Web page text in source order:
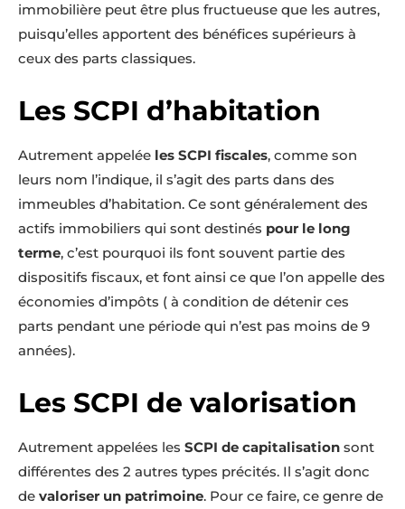
immobilière peut être plus fructueuse que les autres,
puisqu’elles apportent des bénéfices supérieurs à
ceux des parts classiques.
Les SCPI d’habitation
Autrement appelée les SCPI fiscales, comme son
leurs nom l’indique, il s’agit des parts dans des
immeubles d’habitation. Ce sont généralement des
actifs immobiliers qui sont destinés pour le long
terme, c’est pourquoi ils font souvent partie des
dispositifs fiscaux, et font ainsi ce que l’on appelle des
économies d’impôts ( à condition de détenir ces
parts pendant une période qui n’est pas moins de 9
années).
Les SCPI de valorisation
Autrement appelées les SCPI de capitalisation sont
différentes des 2 autres types précités. Il s’agit donc
de valoriser un patrimoine. Pour ce faire, ce genre de